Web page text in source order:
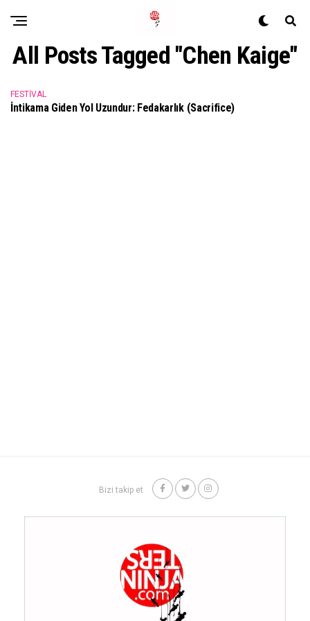
All Posts Tagged "Chen Kaige"
FESTIVAL
İntikama Giden Yol Uzundur: Fedakarlık (Sacrifice)
Bizi takip et